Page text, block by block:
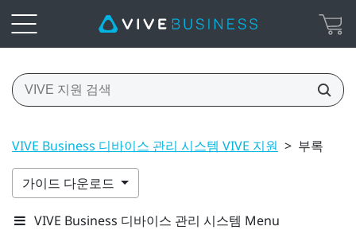
VIVE Business 디바이스 관리 시스템 VIVE 지원 > 부록
가이드 다운로드
VIVE Business 디바이스 관리 시스템 Menu